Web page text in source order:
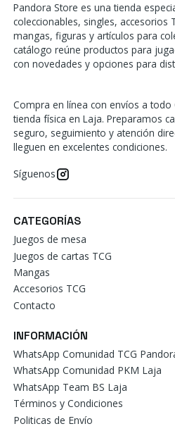
Pandora Store es una tienda
coleccionables, singles, accesorios
mangas, figuras y artículos para
catálogo reúne productos para
con novedades y opciones para
Compra en línea con envíos a
tienda física en Laja. Preparamos
seguro, seguimiento y atención
lleguen en excelentes condiciones.
Síguenos
CATEGORÍAS
Juegos de mesa
Juegos de cartas TCG
Mangas
Accesorios TCG
Contacto
INFORMACIÓN
WhatsApp Comunidad TCG
WhatsApp Comunidad PKM Laja
WhatsApp Team BS Laja
Términos y Condiciones
Politicas de Envío